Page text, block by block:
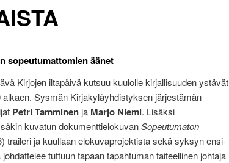
sopeutumattomien äänet
Kirjojen iltapäivä kutsuu kuulolle kirjallisuuden ystävät
alkaen. Sysmän Kirjakyläyhdistyksen järjestämän
Petri Tamminenja Marjo Niemi. Lisäksi
kuvatun dokumenttielokuvanSopeutumaton
traileri ja kuullaan elokuvaprojektista sekä syksyn ensi-
tuttuun tapaan tapahtuman taiteellinen johtaja